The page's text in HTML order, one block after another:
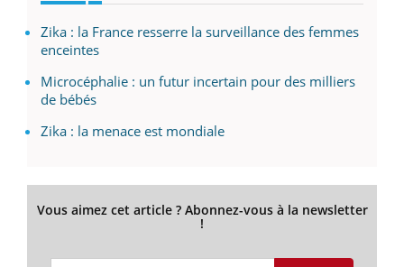
Zika : la France resserre la surveillance des femmes
enceintes
Microcéphalie : un futur incertain pour des milliers
de bébés
Zika : la menace est mondiale
Vous aimez cet article ? Abonnez-vous à la newsletter
!